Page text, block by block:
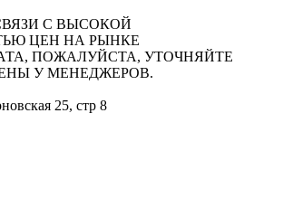
С ВЫСОКОЙ
ЦЕН НА РЫНКЕ
ПОЖАЛУЙСТА, УТОЧНЯЙТЕ
У МЕНЕДЖЕРОВ.
25, стр 8